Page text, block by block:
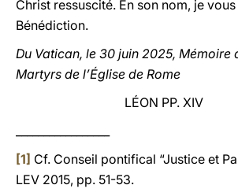
Christ ressuscité. En son nom, je
Bénédiction.
Du Vatican, le 30 juin 2025, Mémoire
Martyrs de l’Église de Rome
LÉON PP. XIV
[1] Cf. Conseil pontifical “Justice et
LEV 2015, pp. 51-53.